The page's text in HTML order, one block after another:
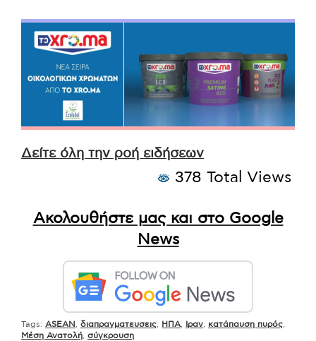
Δείτε όλη την ροή ειδήσεων
378 Total Views
Ακολουθήστε μας και στο Google
News
Tags: ASEAN διαπραγματευσεις ΗΠΑ Ιραν κατάπαυση πυρός
Μέση Ανατολή σύγκρουση